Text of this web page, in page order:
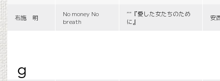
布施 明
No money No
breath
““『愛した女たちのため
に』
安
g